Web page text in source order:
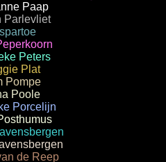
Paap
Parlevliet
Peters
Plat
Pompe
Poole
Porcelijn
de Reep